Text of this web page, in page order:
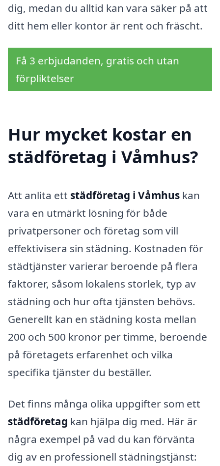
dig, medan du alltid kan vara säker på att
ditt hem eller kontor är rent och fräscht.
Få 3 erbjudanden, gratis och utan
förpliktelser
Hur mycket kostar en
städföretag i Våmhus?
Att anlita ett städföretag i Våmhus kan
vara en utmärkt lösning för både
privatpersoner och företag som vill
effektivisera sin städning. Kostnaden för
städtjänster varierar beroende på flera
faktorer, såsom lokalens storlek, typ av
städning och hur ofta tjänsten behövs.
Generellt kan en städning kosta mellan
200 och 500 kronor per timme, beroende
på företagets erfarenhet och vilka
specifika tjänster du beställer.
Det finns många olika uppgifter som ett
städföretag kan hjälpa dig med. Här är
några exempel på vad du kan förvänta
dig av en professionell städningstjänst: